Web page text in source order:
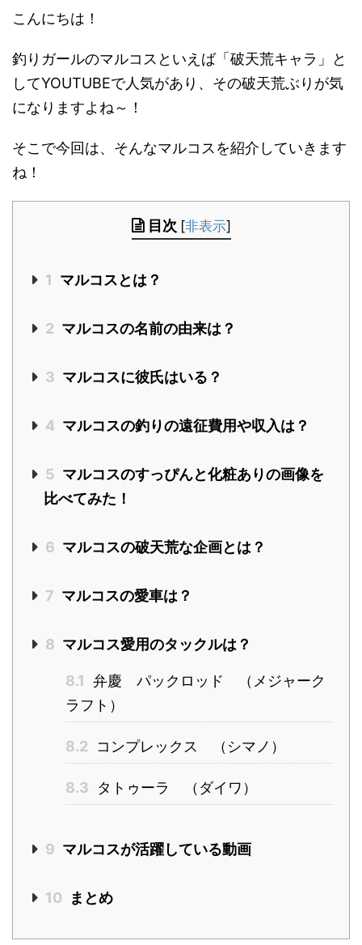
こんにちは！
釣りガールのマルコスといえば「破天荒キャラ」と
してYOUTUBEで人気があり、その破天荒ぶりが気
になりますよね～！
そこで今回は、そんなマルコスを紹介していきます
ね！
目次 [非表示]
1 マルコスとは？
2 マルコスの名前の由来は？
3 マルコスに彼氏はいる？
4 マルコスの釣りの遠征費用や収入は？
5 マルコスのすっぴんと化粧ありの画像を
比べてみた！
6 マルコスの破天荒な企画とは？
7 マルコスの愛車は？
8 マルコス愛用のタックルは？
8.1 弁慶 パックロッド （メジャーク
ラフト）
8.2 コンプレックス （シマノ）
8.3 タトゥーラ （ダイワ）
9 マルコスが活躍している動画
10 まとめ